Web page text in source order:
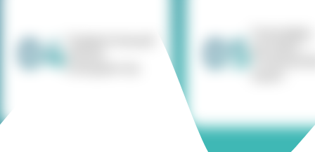
04конкурентов
05